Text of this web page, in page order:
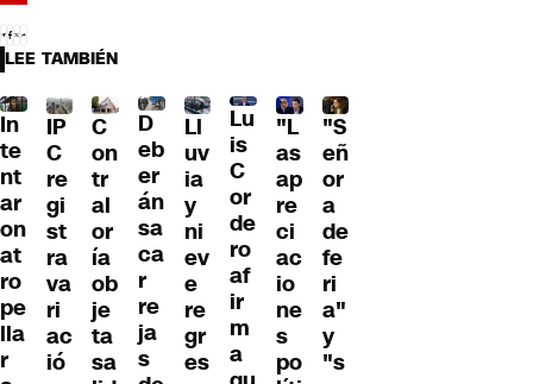
LEE TAMBIÉN
In
te
nt
ar
on
at
ro
pe
lla
r
IP
C
re
gi
st
ra
va
ri
ac
ió
C
on
tr
al
or
ía
ob
je
ta
sa
D
eb
er
án
sa
ca
r
re
ja
s
Ll
uv
ia
y
ni
ev
e
re
gr
es
Lu
is
C
or
de
ro
af
ir
m
a
"L
as
ap
re
ci
ac
io
ne
s
po
"S
eñ
or
a
de
fe
ri
a"
y
"s